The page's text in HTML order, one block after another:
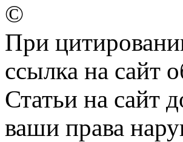
©
При
ссылка на сайт
Статьи на сайт
ваши права